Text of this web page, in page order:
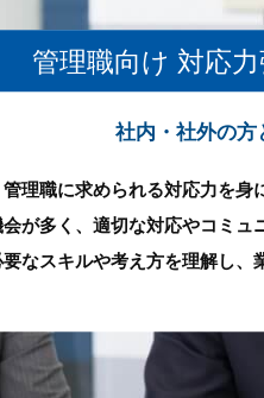
管理職向け 対応
社内・社外の方
理職に求められる対応力を
が多く、適切な対応やコミ
なスキルや考え方を理解し